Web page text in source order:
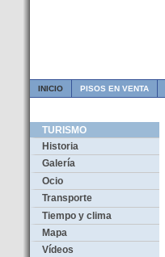
INICIO PISOS EN VENTA
TURISMO
Historia
Galería
Ocio
Transporte
Tiempo y clima
Mapa
Vídeos